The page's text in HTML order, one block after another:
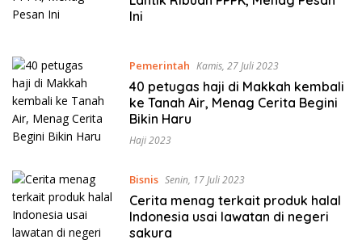
Ini
Pemerintah Kamis, 27 Juli 2023
40 petugas haji di Makkah kembali
ke Tanah Air, Menag Cerita Begini
Bikin Haru
Haji 2023
Bisnis Senin, 17 Juli 2023
Cerita menag terkait produk halal
Indonesia usai lawatan di negeri
sakura